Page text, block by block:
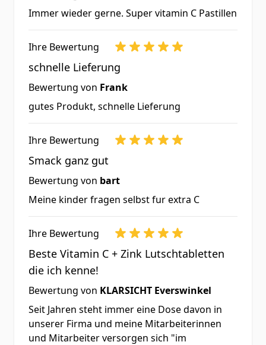
Tagesverzehr (3
Pastillen)
%
Vitamin C
Citrusbioflavonoide
mg
**
Zink
Acerola
Extraktpulver
360
mg
**
*Prozentsatz der Nährstoffbezugswerte
(Nutrient Reference Values) nach Verordnung
(EU) Nr. 1169/2011 ** Keine
Verzehrempfehlung:
Erwachsene lassen als
Immer wieder gerne. Super vitamin C Pastillen
Ihre Bewertung
schnelle Lieferung
Bewertung von Frank
gutes Produkt, schnelle Lieferung
Ihre Bewertung
Smack ganz gut
Bewertung von bart
Meine kinder fragen selbst fur extra C
Ihre Bewertung
Beste Vitamin C + Zink Lutschtabletten
die ich kenne!
Bewertung von KLARSICHT Everswinkel
Seit Jahren steht immer eine Dose davon in
unserer Firma und meine Mitarbeiterinnen
und Mitarbeiter versorgen sich "im